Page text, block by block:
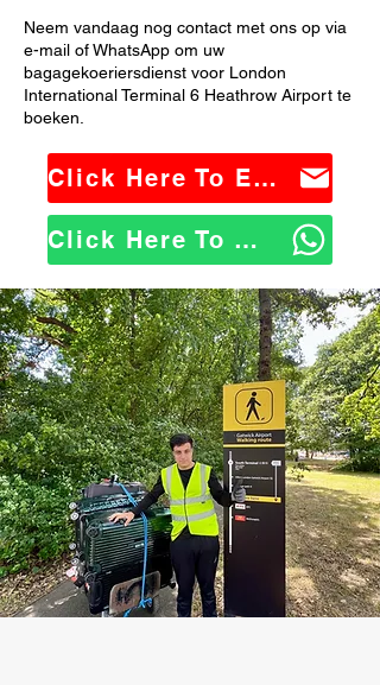
Neem vandaag nog contact met ons op via
e-mail of WhatsApp om uw
bagagekoeriersdienst voor London
International Terminal 6 Heathrow Airport te
boeken.
Click Here To Email Us
Click Here To WhatsApp Us